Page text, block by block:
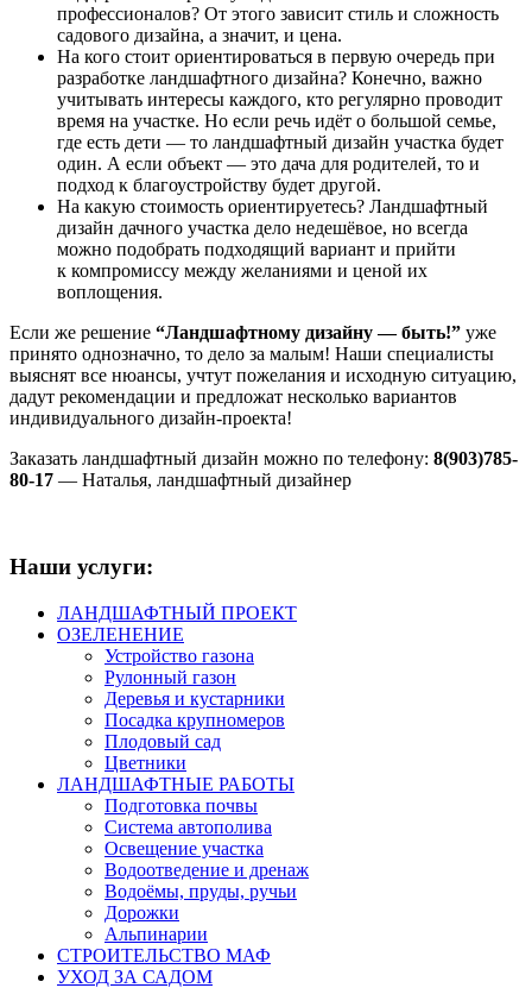
профессионалов? От этого зависит стиль и сложность
садового дизайна, а значит, и цена.
На кого стоит ориентироваться в первую очередь при
разработке ландшафтного дизайна? Конечно, важно
учитывать интересы каждого, кто регулярно проводит
время на участке. Но если речь идёт о большой семье,
где есть дети — то ландшафтный дизайн участка будет
один. А если объект — это дача для родителей, то и
подход к благоустройству будет другой.
На какую стоимость ориентируетесь? Ландшафтный
дизайн дачного участка дело недешёвое, но всегда
можно подобрать подходящий вариант и прийти
к компромиссу между желаниями и ценой их
воплощения.
Если же решение “Ландшафтному дизайну — быть!” уже
принято однозначно, то дело за малым! Наши специалисты
выяснят все нюансы, учтут пожелания и исходную ситуацию,
дадут рекомендации и предложат несколько вариантов
индивидуального дизайн-проекта!
Заказать ландшафтный дизайн можно по телефону: 8(903)785-
80-17 — Наталья, ландшафтный дизайнер
Наши услуги:
ЛАНДШАФТНЫЙ ПРОЕКТ
ОЗЕЛЕНЕНИЕ
Устройство газона
Рулонный газон
Деревья и кустарники
Посадка крупномеров
Плодовый сад
Цветники
ЛАНДШАФТНЫЕ РАБОТЫ
Подготовка почвы
Система автополива
Освещение участка
Водоотведение и дренаж
Водоёмы, пруды, ручьи
Дорожки
Альпинарии
СТРОИТЕЛЬСТВО МАФ
УХОД ЗА САДОМ